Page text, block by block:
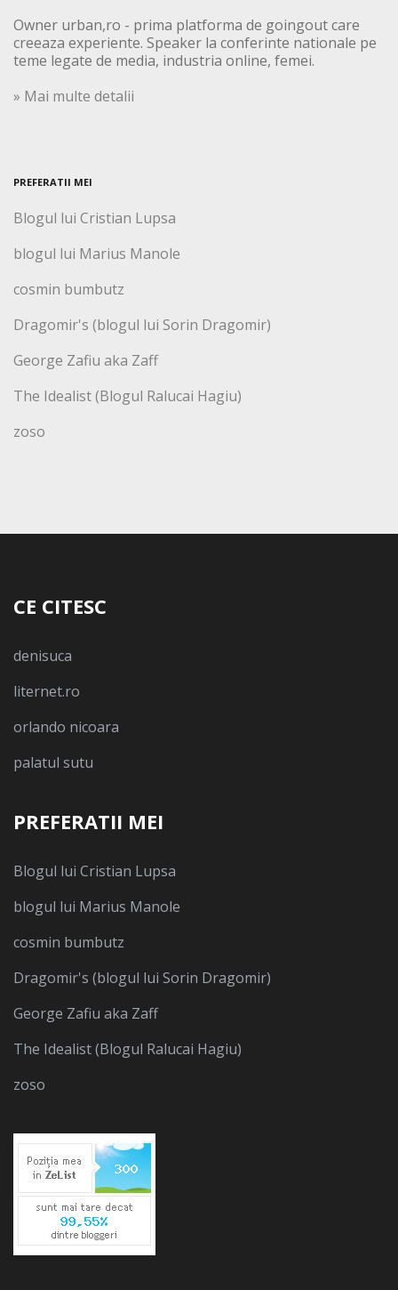
Owner urban,ro - prima platforma de goingout care
creeaza experiente. Speaker la conferinte nationale pe
teme legate de media, industria online, femei.
» Mai multe detalii
PREFERATII MEI
Blogul lui Cristian Lupsa
blogul lui Marius Manole
cosmin bumbutz
Dragomir's (blogul lui Sorin Dragomir)
George Zafiu aka Zaff
The Idealist (Blogul Ralucai Hagiu)
zoso
CE CITESC
denisuca
liternet.ro
orlando nicoara
palatul sutu
PREFERATII MEI
Blogul lui Cristian Lupsa
blogul lui Marius Manole
cosmin bumbutz
Dragomir's (blogul lui Sorin Dragomir)
George Zafiu aka Zaff
The Idealist (Blogul Ralucai Hagiu)
zoso